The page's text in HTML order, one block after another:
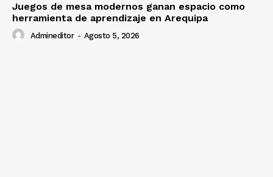
Juegos de mesa modernos ganan espacio como
herramienta de aprendizaje en Arequipa
Admineditor - Agosto 5, 2026